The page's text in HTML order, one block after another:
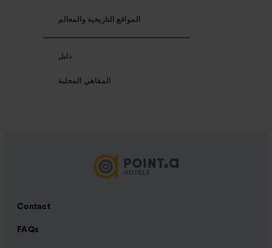
المواقع التاريخية والمعالم
دليل
المقاهي المحلية
Contact
FAQs